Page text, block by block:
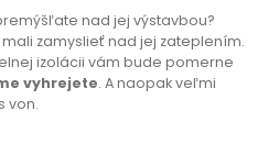
nad jej výstavbou?
zamyslieť nad jej zateplením.
izolácii vám bude pomerne
vyhrejete. A naopak veľmi
von.